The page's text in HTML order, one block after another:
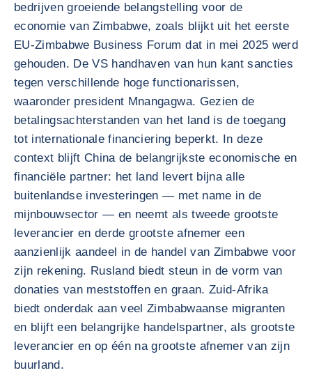
bedrijven groeiende belangstelling voor de
economie van Zimbabwe, zoals blijkt uit het eerste
EU-Zimbabwe Business Forum dat in mei 2025 werd
gehouden. De VS handhaven van hun kant sancties
tegen verschillende hoge functionarissen,
waaronder president Mnangagwa. Gezien de
betalingsachterstanden van het land is de toegang
tot internationale financiering beperkt. In deze
context blijft China de belangrijkste economische en
financiële partner: het land levert bijna alle
buitenlandse investeringen — met name in de
mijnbouwsector — en neemt als tweede grootste
leverancier en derde grootste afnemer een
aanzienlijk aandeel in de handel van Zimbabwe voor
zijn rekening. Rusland biedt steun in de vorm van
donaties van meststoffen en graan. Zuid-Afrika
biedt onderdak aan veel Zimbabwaanse migranten
en blijft een belangrijke handelspartner, als grootste
leverancier en op één na grootste afnemer van zijn
buurland.